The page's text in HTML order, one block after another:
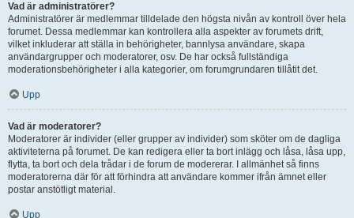
Vad är administratörer?
Administratörer är medlemmar tilldelade den högsta nivån av kontroll över hela
forumet. Dessa medlemmar kan kontrollera alla aspekter av forumets drift,
vilket inkluderar att ställa in behörigheter, bannlysa användare, skapa
användargrupper och moderatorer, osv. De har också fullständiga
moderationsbehörigheter i alla kategorier, om forumgrundaren tillåtit det.
Upp
Vad är moderatorer?
Moderatorer är individer (eller grupper av individer) som sköter om de dagliga
aktiviteterna på forumet. De kan redigera eller ta bort inlägg och låsa, låsa upp,
flytta, ta bort och dela trådar i de forum de modererar. I allmänhet så finns
moderatorerna där för att förhindra att användare kommer ifrån ämnet eller
postar anstötligt material.
Upp